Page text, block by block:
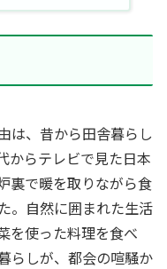
は、昔から田舎暮らし
からテレビで見た日本
裏で暖を取りながら食
。自然に囲まれた生活
を使った料理を食べ
らしが、都会の喧騒か